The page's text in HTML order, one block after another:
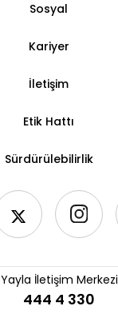
Sosyal
Kariyer
İletişim
Etik Hattı
Sürdürülebilirlik
Yayla İletişim Merkezi
444 4 330